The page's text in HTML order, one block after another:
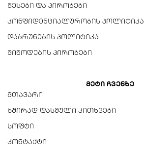
წესები და პირობები
კონფიდენციალურობის პოლიტიკა
დაბრუნების პოლიტიკა
მიწოდების პირობები
მეტი ჩვენზე
მთავარი
ხშირად დასმული კითხვები
სოფტი
კონტაქტი